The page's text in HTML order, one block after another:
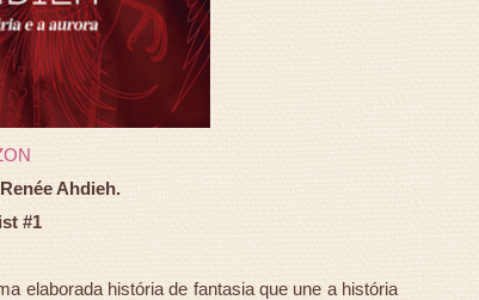
Ahdieh.
#1
elaborada história de fantasia que une a história